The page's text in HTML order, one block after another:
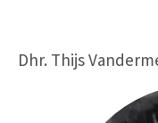
Dhr. Thijs